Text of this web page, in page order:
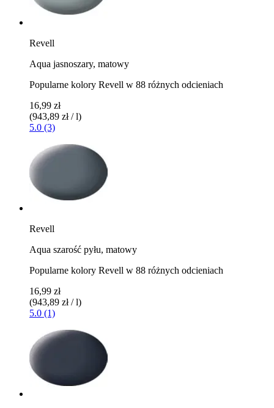
Revell
Aqua jasnoszary, matowy
Popularne kolory Revell w 88 różnych odcieniach
16,99 zł
(943,89 zł / l)
5.0 (3)
Revell
Aqua szarość pyłu, matowy
Popularne kolory Revell w 88 różnych odcieniach
16,99 zł
(943,89 zł / l)
5.0 (1)